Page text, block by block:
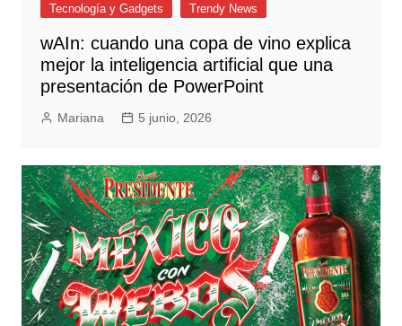
Tecnología y Gadgets
Trendy News
wAIn: cuando una copa de vino explica
mejor la inteligencia artificial que una
presentación de PowerPoint
Mariana 5 junio, 2026